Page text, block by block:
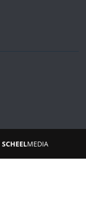
SCHEELMEDIA